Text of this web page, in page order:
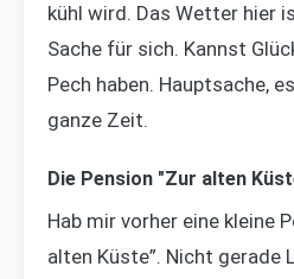
kühl wird. Das Wetter hier
Sache für sich. Kannst
Pech haben. Hauptsache,
ganze Zeit.
Die Pension "Zur alten
Hab mir vorher eine kleine
alten Küste”. Nicht gerade